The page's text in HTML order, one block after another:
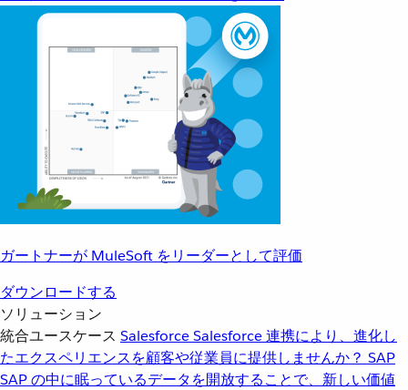
ガートナーが MuleSoft をリーダーとして評価
ダウンロードする
ソリューション
統合ユースケース SalesforceSalesforce 連携により、進化し
たエクスペリエンスを顧客や従業員に提供しませんか？ SAP
SAP の中に眠っているデータを開放することで、新しい価値